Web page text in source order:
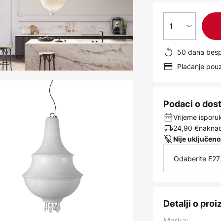
1
50 dana
Plaćanje
Podaci o
Vrijeme
24,90 €
Nije
Odaberite
Detalji o